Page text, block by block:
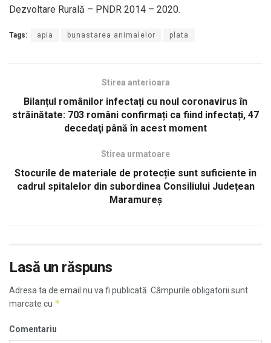
Dezvoltare Rurală – PNDR 2014 – 2020.
Tags: apia bunastarea animalelor plata
Stirea anterioara
Bilanțul românilor infectați cu noul coronavirus în
străinătate: 703 români confirmați ca fiind infectați, 47
decedaţi până în acest moment
Stirea urmatoare
Stocurile de materiale de protecție sunt suficiente în
cadrul spitalelor din subordinea Consiliului Județean
Maramureș
Lasă un răspuns
Adresa ta de email nu va fi publicată. Câmpurile obligatorii sunt
marcate cu *
Comentariu